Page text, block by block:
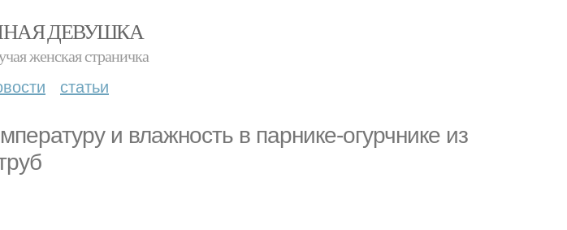
ДЕВУШКА
женская страничка
статьи
и влажность в парнике-огурчнике из